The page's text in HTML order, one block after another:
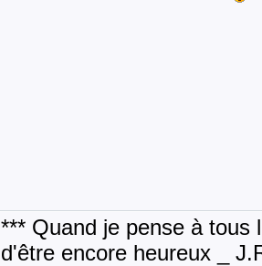
*** Quand je pense à tous
d'être encore heureux _